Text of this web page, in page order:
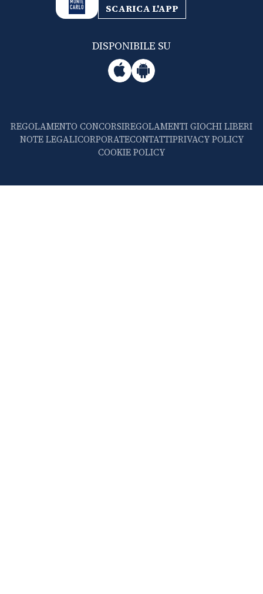
SCARICA L'APP
DISPONIBILE SU
REGOLAMENTO CONCORSIREGOLAMENTI GIOCHI LIBERI
NOTE LEGALICORPORATECONTATTIPRIVACY POLICY
COOKIE POLICY